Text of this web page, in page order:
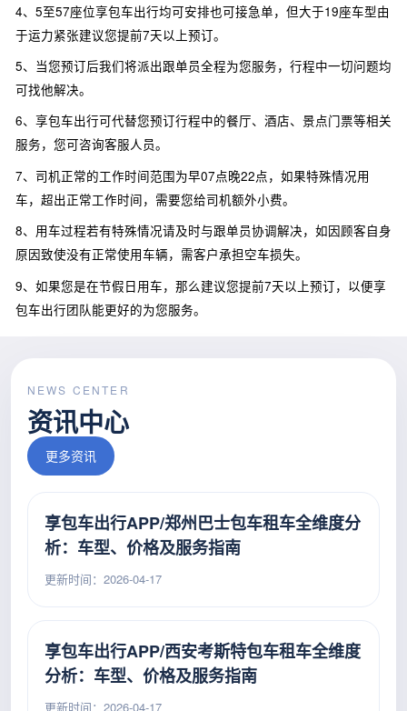
4、5至57座位享包车出行均可安排也可接急单，但大于19座车型由
于运力紧张建议您提前7天以上预订。
5、当您预订后我们将派出跟单员全程为您服务，行程中一切问题均
可找他解决。
6、享包车出行可代替您预订行程中的餐厅、酒店、景点门票等相关
服务，您可咨询客服人员。
7、司机正常的工作时间范围为早07点晚22点，如果特殊情况用
车，超出正常工作时间，需要您给司机额外小费。
8、用车过程若有特殊情况请及时与跟单员协调解决，如因顾客自身
原因致使没有正常使用车辆，需客户承担空车损失。
9、如果您是在节假日用车，那么建议您提前7天以上预订，以便享
包车出行团队能更好的为您服务。
NEWS CENTER
资讯中心
更多资讯
享包车出行APP/郑州巴士包车租车全维度分
析：车型、价格及服务指南
更新时间：2026-04-17
享包车出行APP/西安考斯特包车租车全维度
分析：车型、价格及服务指南
更新时间：2026-04-17